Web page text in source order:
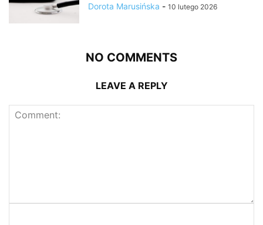
Dorota Marusińska - 10 lutego 2026
NO COMMENTS
LEAVE A REPLY